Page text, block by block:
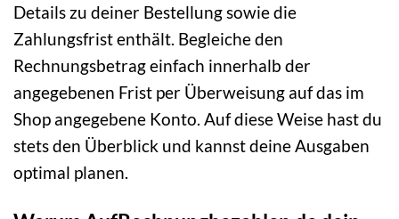
Details zu deiner Bestellung sowie die
Zahlungsfrist enthält. Begleiche den
Rechnungsbetrag einfach innerhalb der
angegebenen Frist per Überweisung auf das im
Shop angegebene Konto. Auf diese Weise hast du
stets den Überblick und kannst deine Ausgaben
optimal planen.